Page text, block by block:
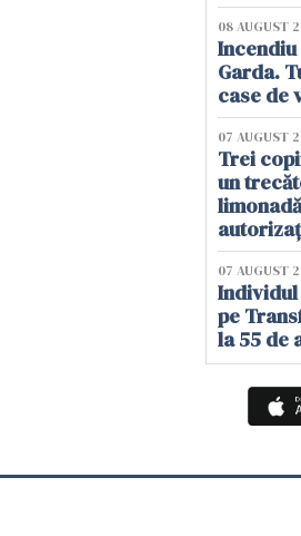
08 AUGUST
Garda.
case de
07 AUGUST
Trei
un
07 AUGUST
Individul
pe
la 55 de